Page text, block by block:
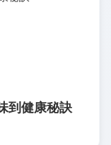
到健康秘訣